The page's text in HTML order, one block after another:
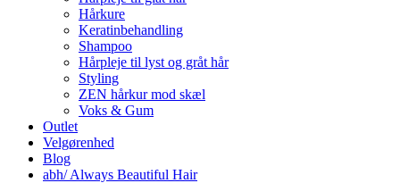
Hårkure
Keratinbehandling
Shampoo
Hårpleje til lyst og gråt hår
Styling
ZEN hårkur mod skæl
Voks & Gum
Outlet
Velgørenhed
Blog
abh/ Always Beautiful Hair